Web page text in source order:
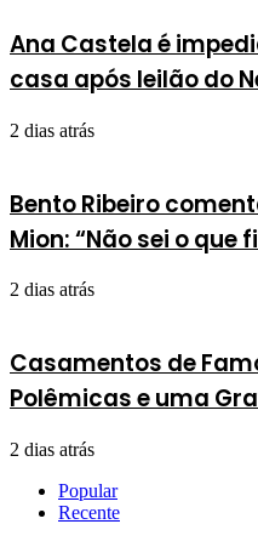
Ana Castela é
casa após leilão do
2 dias atrás
Bento Ribeiro
Mion: “Não sei o que
2 dias atrás
Casamentos de
Polêmicas e uma
2 dias atrás
Popular
Recente